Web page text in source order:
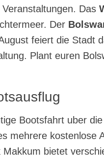
Das
Der
feiert die Stadt
Plant euren
Bootsfahrt uber
mehrere kostenlose
Makkum bietet